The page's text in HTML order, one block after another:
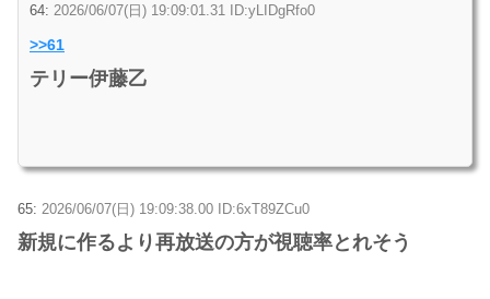
64: 2026/06/07(日) 19:09:01.31 ID:yLIDgRfo0
>>61
テリー伊藤乙
65: 2026/06/07(日) 19:09:38.00 ID:6xT89ZCu0
新規に作るより再放送の方が視聴率とれそう